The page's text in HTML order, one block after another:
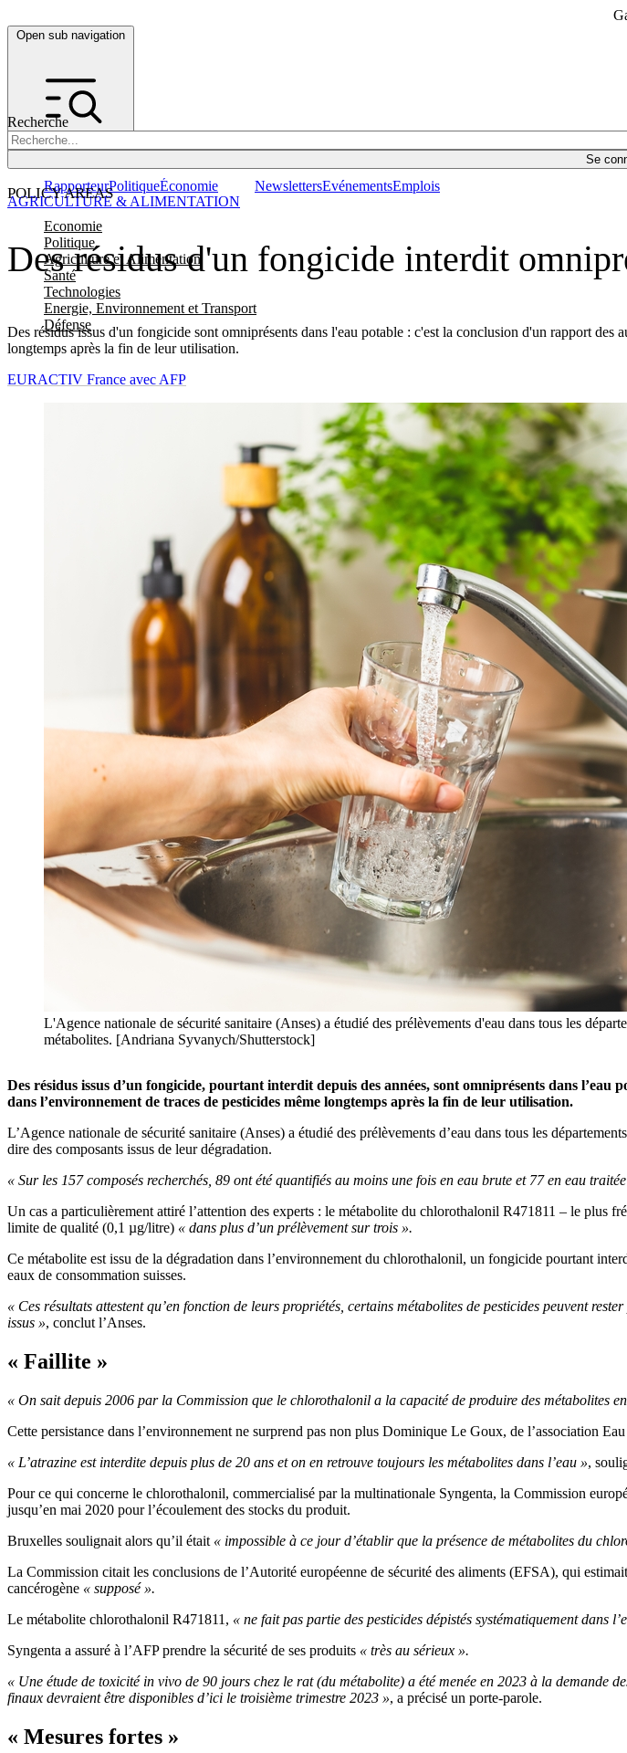
Open sub navigation
Recherche
Se
POLICY AREAS
Economie
Politique
Agriculture et Alimentation
Santé
Technologies
Energie, Environnement et Transport
Défense
RapporteurPolitiqueÉconomie NewslettersEvénementsEmplois
Des résidus d'un fongicide interdit
Des résidus issus d'un fongicide sont omniprésents dans l'eau potable : c'est la conclusion d'un rapport
longtemps après la fin de leur utilisation.
AGRICULTURE & ALIMENTATION
EURACTIV France avec AFP
L'Agence nationale de sécurité sanitaire (Anses) a étudié des prélèvements d'eau dans tous les
métabolites. [Andriana Syvanych/Shutterstock]
Des résidus issus d’un fongicide, pourtant interdit depuis des années, sont omniprésents dans
dans l’environnement de traces de pesticides même longtemps après la fin de leur utilisation.
L’Agence nationale de sécurité sanitaire (Anses) a étudié des prélèvements d’eau dans tous les
dire des composants issus de leur dégradation.
« Sur les 157 composés recherchés, 89 ont été quantifiés au moins une fois en eau brute et 77 en eau
Un cas a particulièrement attiré l’attention des experts : le métabolite du chlorothalonil R471811 – le plus
limite de qualité (0,1 µg/litre) « dans plus d’un prélèvement sur trois ».
Ce métabolite est issu de la dégradation dans l’environnement du chlorothalonil, un fongicide pourtant
eaux de consommation suisses.
« Ces résultats attestent qu’en fonction de leurs propriétés, certains métabolites de pesticides peuvent
issus », conclut l’Anses.
« Faillite »
« On sait depuis 2006 par la Commission que le chlorothalonil a la capacité de produire des métabolites
Cette persistance dans l’environnement ne surprend pas non plus Dominique Le Goux, de l’association
« L’atrazine est interdite depuis plus de 20 ans et on en retrouve toujours les métabolites dans l’eau »,
Pour ce qui concerne le chlorothalonil, commercialisé par la multinationale Syngenta, la Commission
jusqu’en mai 2020 pour l’écoulement des stocks du produit.
Bruxelles soulignait alors qu’il était « impossible à ce jour d’établir que la présence de métabolites du
La Commission citait les conclusions de l’Autorité européenne de sécurité des aliments (EFSA), qui
cancérogène « supposé ».
Le métabolite chlorothalonil R471811, « ne fait pas partie des pesticides dépistés systématiquement dans
Syngenta a assuré à l’AFP prendre la sécurité de ses produits « très au sérieux ».
« Une étude de toxicité in vivo de 90 jours chez le rat (du métabolite) a été menée en 2023 à la demande
finaux devraient être disponibles d’ici le troisième trimestre 2023 », a précisé un porte-parole.
« Mesures fortes »